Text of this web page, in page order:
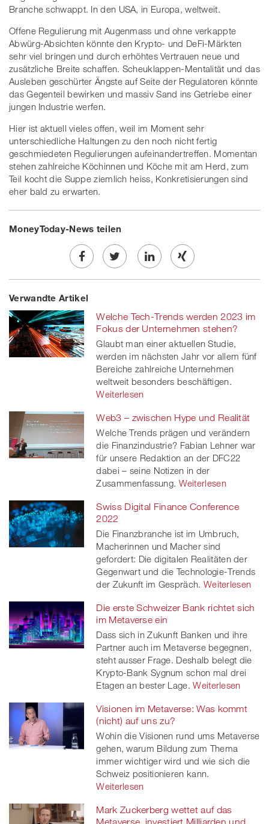
Branche schwappt. In den USA, in Europa, weltweit.
Offene Regulierung mit Augenmass und ohne verkappte
Abwürg-Absichten könnte den Krypto- und DeFi-Märkten
sehr viel bringen und durch erhöhtes Vertrauen neue und
zusätzliche Breite schaffen. Scheuklappen-Mentalität und das
Ausleben geschürter Ängste auf Seite der Regulatoren könnte
das Gegenteil bewirken und massiv Sand ins Getriebe einer
jungen Industrie werfen.
Hier ist aktuell vieles offen, weil im Moment sehr
unterschiedliche Haltungen zu den noch nicht fertig
geschmiedeten Regulierungen aufeinandertreffen. Momentan
stehen zahlreiche Köchinnen und Köche mit am Herd, zum
Teil kocht die Suppe ziemlich heiss, Konkretisierungen sind
eher bald zu erwarten.
MoneyToday-News teilen
Share
on
Facebook
Twe
on
twitt
er
Share
linkedin
Share
Xing
Verwandte Artikel
Welche Tech-Trends werden 2023 im
Fokus der Unternehmen stehen?
Glaubt man einer aktuellen Studie,
werden im nächsten Jahr vor allem fünf
Bereiche zahlreiche Unternehmen
weltweit besonders beschäftigen.
Weiterlesen
Web3 – zwischen Hype und Realität
Welche Trends prägen und verändern
die Finanzindustrie? Fabian Lehner war
für unsere Redaktion an der DFC22
dabei – seine Notizen in der
Zusammenfassung. Weiterlesen
Swiss Digital Finance Conference
2022
Die Finanzbranche ist im Umbruch,
Macherinnen und Macher sind
gefordert: Die digitalen Realitäten der
Gegenwart und die Technologie-Trends
der Zukunft im Gespräch. Weiterlesen
Die erste Schweizer Bank richtet sich
im Metaverse ein
Dass sich in Zukunft Banken und ihre
Partner auch im Metaverse begegnen,
steht ausser Frage. Deshalb belegt die
Krypto-Bank Sygnum schon mal drei
Etagen an bester Lage. Weiterlesen
Visionen im Metaverse: Was kommt
(nicht) auf uns zu?
Wohin die Visionen rund ums Metaverse
gehen, warum Bildung zum Thema
immer wichtiger wird und wie sich die
Schweiz positionieren kann.
Weiterlesen
Mark Zuckerberg wettet auf das
Metaverse, investiert Milliarden und